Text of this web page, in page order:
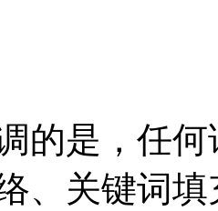
的是，任
、关键词